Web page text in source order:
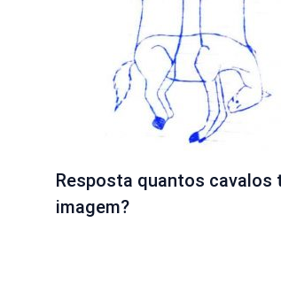
Resposta quantos cavalos
imagem?